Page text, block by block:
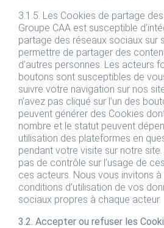
3.1.5. Les Cookies de partage
Groupe CAA est susceptible
partage des réseaux sociaux sur
permettre de partager des
d’autres personnes. Les acteurs
boutons sont susceptibles de
suivre votre navigation sur nos
n’avez pas cliqué sur l’un des
peuvent générer des Cookies
nombre et le statut peuvent
utilisation des plateformes en
pendant votre visite sur notre site.
pas de contrôle sur l’usage de
ces acteurs. Nous vous invitons
conditions d’utilisation de vos
sociaux propres à chaque acteur.
3.2. Accepter ou refuser les